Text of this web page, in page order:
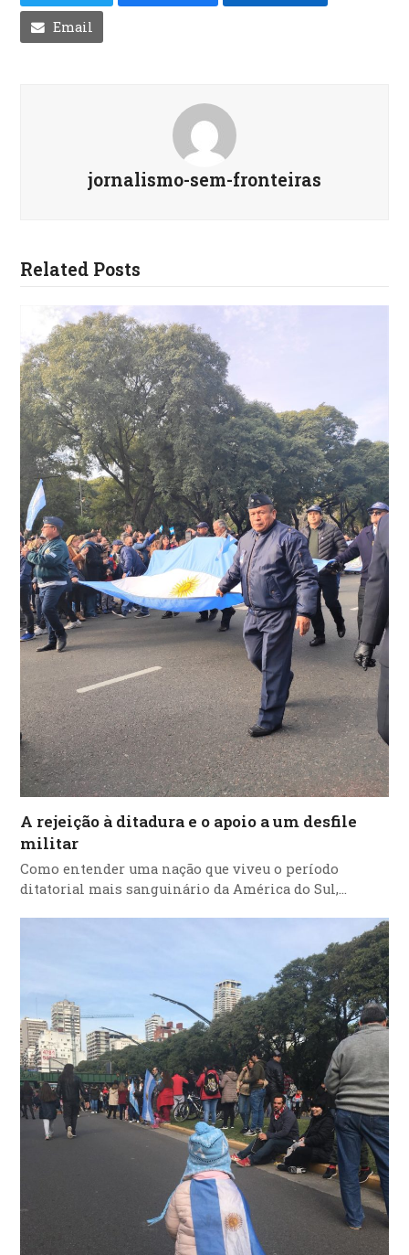
Email
jornalismo-sem-fronteiras
Related Posts
A rejeição à ditadura e o apoio a um desfile
militar
Como entender uma nação que viveu o período
ditatorial mais sanguinário da América do Sul,…